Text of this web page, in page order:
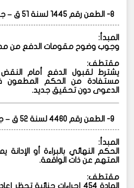
8- الطعن رقم 1445 لسنة 51 ق – جلسة 13/10/1981
المبدأ:
وجوب وضوح مقومات الدفع من
مقتطف:
يشترط لقبول الدفع أمام
مستفادة من الحكم المطعون
الدعوى دون تحقيق جديد.
9- الطعن رقم 4460 لسنة 52 ق – جلسة 2/12/1982
المبدأ:
الحكم النهائي بالبراءة أو
المتهم عن ذات الواقعة.
مقتطف:
المادة 454 إجراءات جنائية